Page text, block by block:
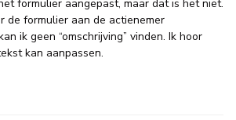
formulier aangepast, maar dat is het niet.
de formulier aan de actienemer
ik geen “omschrijving” vinden. Ik hoor
kan aanpassen.